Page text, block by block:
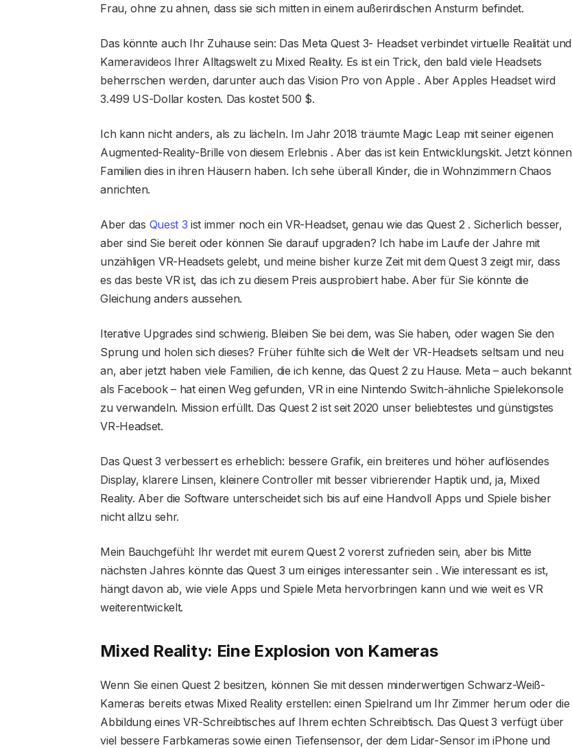
Frau, ohne zu ahnen, dass sie sich mitten in einem außerirdischen Ansturm befindet.
Das könnte auch Ihr Zuhause sein: Das Meta Quest 3- Headset verbindet virtuelle Realität und
Kameravideos Ihrer Alltagswelt zu Mixed Reality. Es ist ein Trick, den bald viele Headsets
beherrschen werden, darunter auch das Vision Pro von Apple . Aber Apples Headset wird
3.499 US-Dollar kosten. Das kostet 500 $.
Ich kann nicht anders, als zu lächeln. Im Jahr 2018 träumte Magic Leap mit seiner eigenen
Augmented-Reality-Brille von diesem Erlebnis . Aber das ist kein Entwicklungskit. Jetzt können
Familien dies in ihren Häusern haben. Ich sehe überall Kinder, die in Wohnzimmern Chaos
anrichten.
Aber das Quest 3 ist immer noch ein VR-Headset, genau wie das Quest 2 . Sicherlich besser,
aber sind Sie bereit oder können Sie darauf upgraden? Ich habe im Laufe der Jahre mit
unzähligen VR-Headsets gelebt, und meine bisher kurze Zeit mit dem Quest 3 zeigt mir, dass
es das beste VR ist, das ich zu diesem Preis ausprobiert habe. Aber für Sie könnte die
Gleichung anders aussehen.
Iterative Upgrades sind schwierig. Bleiben Sie bei dem, was Sie haben, oder wagen Sie den
Sprung und holen sich dieses? Früher fühlte sich die Welt der VR-Headsets seltsam und neu
an, aber jetzt haben viele Familien, die ich kenne, das Quest 2 zu Hause. Meta – auch bekannt
als Facebook – hat einen Weg gefunden, VR in eine Nintendo Switch-ähnliche Spielekonsole
zu verwandeln. Mission erfüllt. Das Quest 2 ist seit 2020 unser beliebtestes und günstigstes
VR-Headset.
Das Quest 3 verbessert es erheblich: bessere Grafik, ein breiteres und höher auflösendes
Display, klarere Linsen, kleinere Controller mit besser vibrierender Haptik und, ja, Mixed
Reality. Aber die Software unterscheidet sich bis auf eine Handvoll Apps und Spiele bisher
nicht allzu sehr.
Mein Bauchgefühl: Ihr werdet mit eurem Quest 2 vorerst zufrieden sein, aber bis Mitte
nächsten Jahres könnte das Quest 3 um einiges interessanter sein . Wie interessant es ist,
hängt davon ab, wie viele Apps und Spiele Meta hervorbringen kann und wie weit es VR
weiterentwickelt.
Mixed Reality: Eine Explosion von Kameras
Wenn Sie einen Quest 2 besitzen, können Sie mit dessen minderwertigen Schwarz-Weiß-
Kameras bereits etwas Mixed Reality erstellen: einen Spielrand um Ihr Zimmer herum oder die
Abbildung eines VR-Schreibtisches auf Ihrem echten Schreibtisch. Das Quest 3 verfügt über
viel bessere Farbkameras sowie einen Tiefensensor, der dem Lidar-Sensor im iPhone und